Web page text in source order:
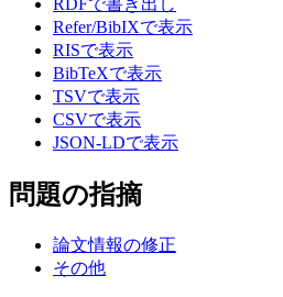
RDFで書き出し
Refer/BibIXで表示
RISで表示
BibTeXで表示
TSVで表示
CSVで表示
JSON-LDで表示
問題の指摘
論文情報の修正
その他